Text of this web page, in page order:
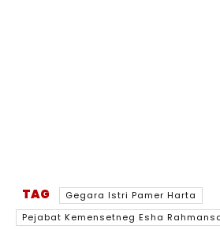
TAG
Gegara Istri Pamer Harta
Pejabat Kemensetneg Esha